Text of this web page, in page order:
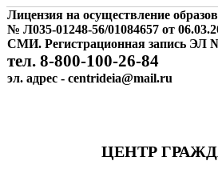
Лицензия на осуществление
№ Л035-01248-56/01084657 от
СМИ. Регистрационная запись ЭЛ
тел. 8-800-100-26-84
эл. адрес - centrideia@mail.ru
ЦЕНТР